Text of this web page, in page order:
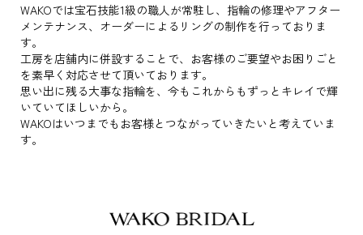
WAKOでは宝石技能1級の職人が常駐し、指輪の修理やアフター
メンテナンス、オーダーによるリングの制作を行っておりま
す。
工房を店舗内に併設することで、お客様のご要望やお困りごと
を素早く対応させて頂いております。
思い出に残る大事な指輪を、今もこれからもずっとキレイで輝
いていてほしいから。
WAKOはいつまでもお客様とつながっていきたいと考えていま
す。